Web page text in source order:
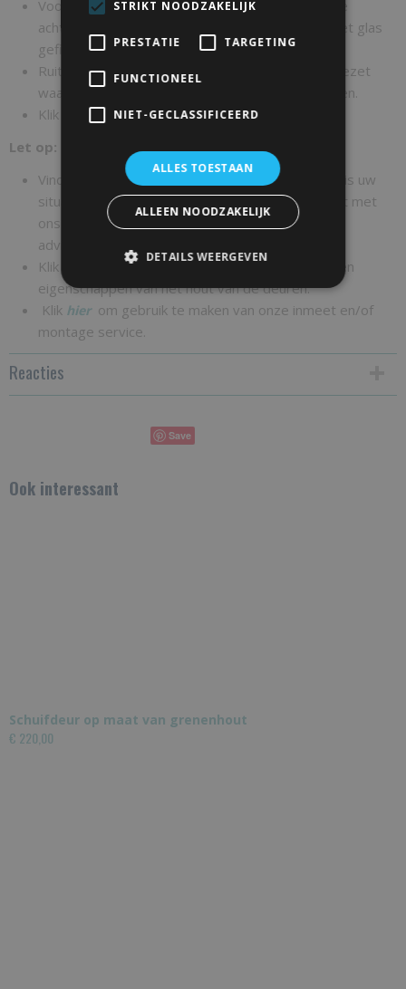
Voorzijde deur wijkt iets af van de achterzijde, de
achterzijde bevat namelijk glaslatten waarmee het glas
gefixeerd wordt.
Ruiten worden met glaslatten en glasband vastgezet
waardoor de ruit bij schade vervangen kan worden.
Klik
hiervoor uitleg over de te kiezen deurmaat.
Let op: Prijs is exclusief schuifdeursysteem
Vind u het lastig om de juiste maat te bepalen of is uw
situatie niet standaard? Neem dan gerust contact met
ons op wij staan u graag te woord voor
advies
Klik
voor meer informatie over de kwaliteit en
eigenschappen van het hout van de deuren.
Klik hier om gebruik te maken van onze inmeet en/of
montage service.
Reacties
Save
Ook interessant
Schuifdeur op maat van grenenhout
€ 220,00
STRIKT NOODZAKELIJK
PRESTATIE TARGETING
FUNCTIONEEL
NIET-GECLASSIFICEERD
ALLES TOESTAAN
ALLEEN NOODZAKELIJK
DETAILS WEERGEVEN